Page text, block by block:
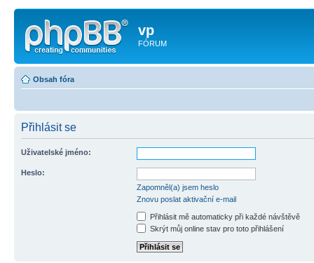
vp
FÓRUM
Obsah fóra
Přihlásit se
Uživatelské jméno:
Heslo:
Zapomněl(a) jsem heslo
Znovu poslat aktivační e-mail
Přihlásit mě automaticky při každé návštěvě
Skrýt můj online stav pro toto přihlášení